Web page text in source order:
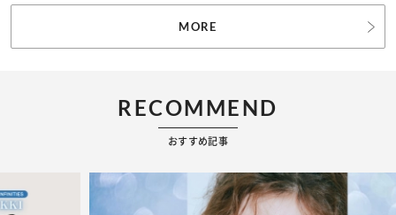
MORE
RECOMMEND
おすすめ記事